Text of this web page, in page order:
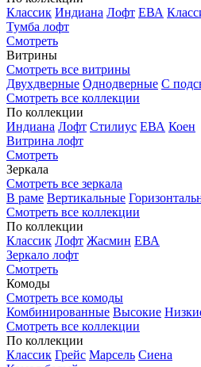
Классик Индиана Лофт ЕВА
Тумба лофт
Смотреть
Витрины
Смотреть все витрины
Двухдверные Однодверные С
Смотреть все коллекции
По коллекции
Индиана Лофт Стилиус ЕВА Коен
Витрина лофт
Смотреть
Зеркала
Смотреть все зеркала
В раме Вертикальные
Смотреть все коллекции
По коллекции
Классик Лофт Жасмин ЕВА
Зеркало лофт
Смотреть
Комоды
Смотреть все комоды
Комбинированные Высокие
Смотреть все коллекции
По коллекции
Классик Грейс Марсель Сиена